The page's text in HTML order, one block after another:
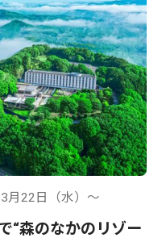
月22日（水）〜
“森のなかのリゾー